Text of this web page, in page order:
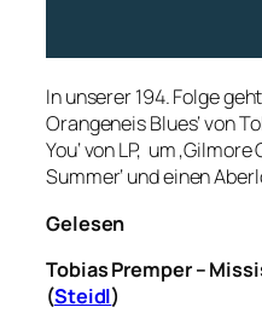
In unserer 194. Folge
Orangeneis Blues‘ von
You‘ von LP, um
Summer‘ und einen
Gelesen
Tobias Premper –
(Steidl)